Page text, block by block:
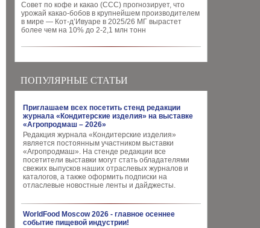
Совет по кофе и какао (CCC) прогнозирует, что
урожай какао-бобов в крупнейшем производителем
в мире — Кот-д’Ивуаре в 2025/26 МГ вырастет
более чем на 10% до 2-2,1 млн тонн
ПОПУЛЯРНЫЕ СТАТЬИ
Приглашаем всех посетить стенд редакции
журнала «Кондитерские изделия» на выставке
«Агропродмаш – 2026»
Редакция журнала «Кондитерские изделия»
является постоянным участником выставки
«Агропродмаш». На стенде редакции все
посетители выставки могут стать обладателями
свежих выпусков наших отраслевых журналов и
каталогов, а также оформить подписки на
отласлевые новостные ленты и дайджесты.
WorldFood Moscow 2026 - главное осеннее
событие пищевой индустрии!